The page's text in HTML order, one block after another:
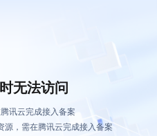
无法访问
讯云完成接入备案
源，需在腾讯云完成接入备案